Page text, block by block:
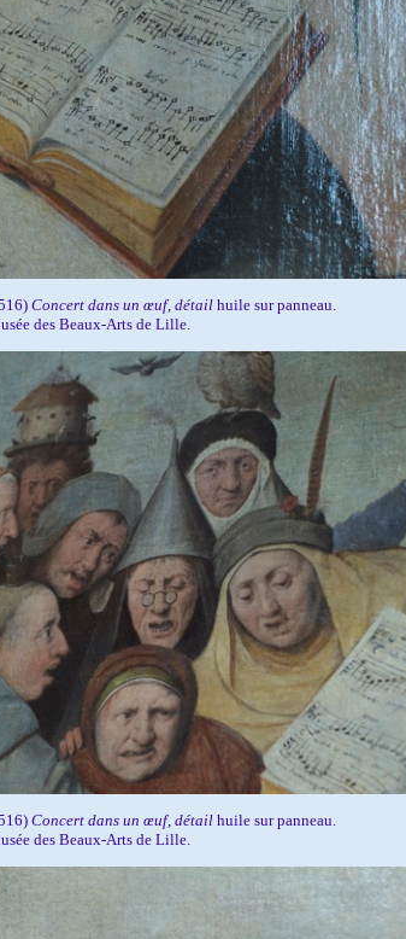
Concert dans un œuf, détail huile sur panneau.
des Beaux-Arts de Lille.
Concert dans un œuf, détail huile sur panneau.
des Beaux-Arts de Lille.